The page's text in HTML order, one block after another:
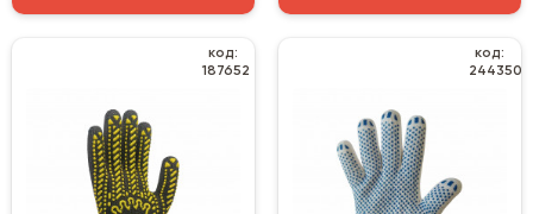
код:
187652
код:
244350